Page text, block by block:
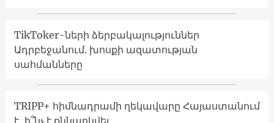
TikToker-ների ձերբակալություններ
Ադրբեջանում. խոսքի ազատության
սահմանները
TRIPP+ հիմնադրամի ղեկավարը Հայաստանում
է․ ի՞նչ է քննարկվել